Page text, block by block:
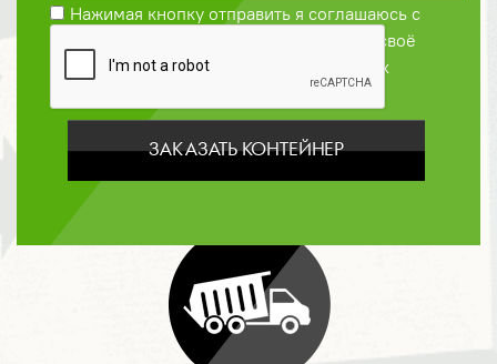
Нажимая кнопку отправить я соглашаюсь с
и даю своё
согласие на обработку персональных
ЗАКАЗАТЬ КОНТЕЙНЕР